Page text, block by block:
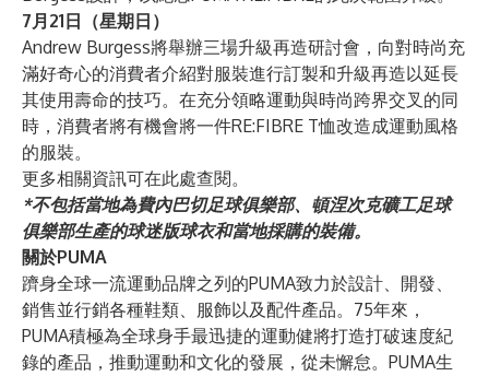
7月21日（星期日）
Andrew Burgess將舉辦三場升級再造研討會，向對時尚充
滿好奇心的消費者介紹對服裝進行訂製和升級再造以延長
其使用壽命的技巧。在充分領略運動與時尚跨界交叉的同
時，消費者將有機會將一件RE:FIBRE T恤改造成運動風格
的服裝。
更多相關資訊可在此處查閱。
*不包括當地為費內巴切足球俱樂部、頓涅次克礦工足球
俱樂部生產的球迷版球衣和當地採購的裝備。
關於PUMA
躋身全球一流運動品牌之列的PUMA致力於設計、開發、
銷售並行銷各種鞋類、服飾以及配件產品。75年來，
PUMA積極為全球身手最迅捷的運動健將打造打破速度紀
錄的產品，推動運動和文化的發展，從未懈怠。PUMA生